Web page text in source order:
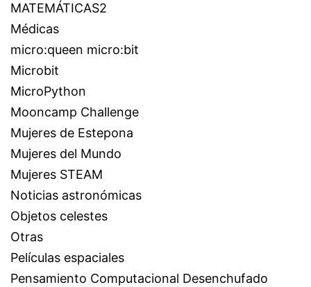
MATEMÁTICAS2
Médicas
micro:queen micro:bit
Microbit
MicroPython
Mooncamp Challenge
Mujeres de Estepona
Mujeres del Mundo
Mujeres STEAM
Noticias astronómicas
Objetos celestes
Otras
Películas espaciales
Pensamiento Computacional Desenchufado